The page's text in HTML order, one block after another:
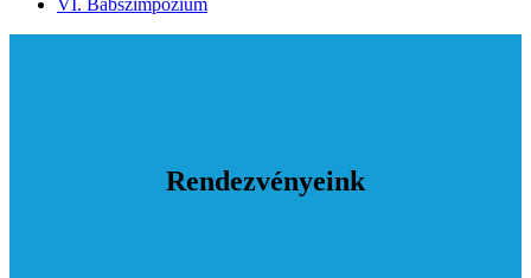
VI. Babszimpózium
Rendezvényeink